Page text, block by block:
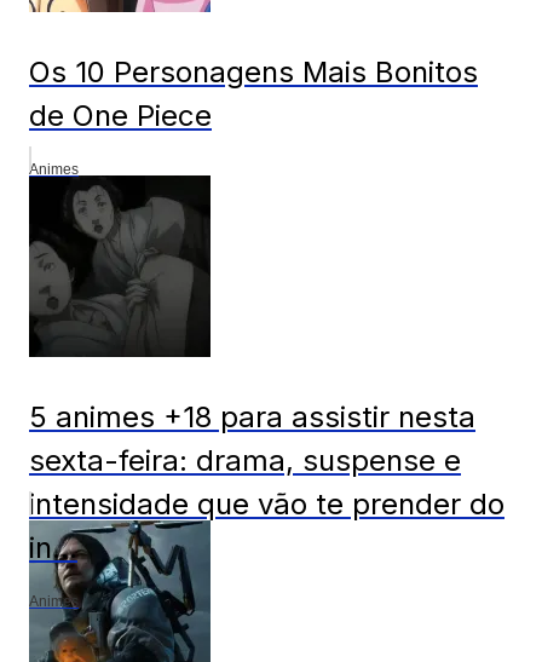
Os 10 Personagens Mais Bonitos
de One Piece
Animes
5 animes +18 para assistir nesta
sexta-feira: drama, suspense e
intensidade que vão te prender do
in...
Animes